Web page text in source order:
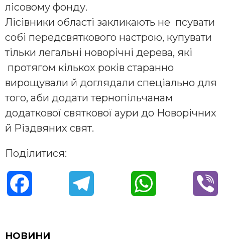
лісовому фонду.
Лісівники області закликають не псувати
собі передсвяткового настрою, купувати
тільки легальні новорічні дерева, які
протягом кількох років старанно
вирощували й доглядали спеціально для
того, аби додати тернопільчанам
додаткової святкової аури до Новорічних
й Різдвяних свят.
Поділитися:
c
НОВИНИ